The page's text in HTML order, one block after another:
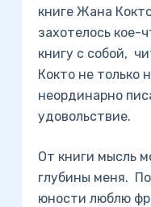
книге Жана
захотелось кое-
книгу с собой,
Кокто не только
неординарно
удовольствие.
От книги мысль
глубины меня.
юности люблю